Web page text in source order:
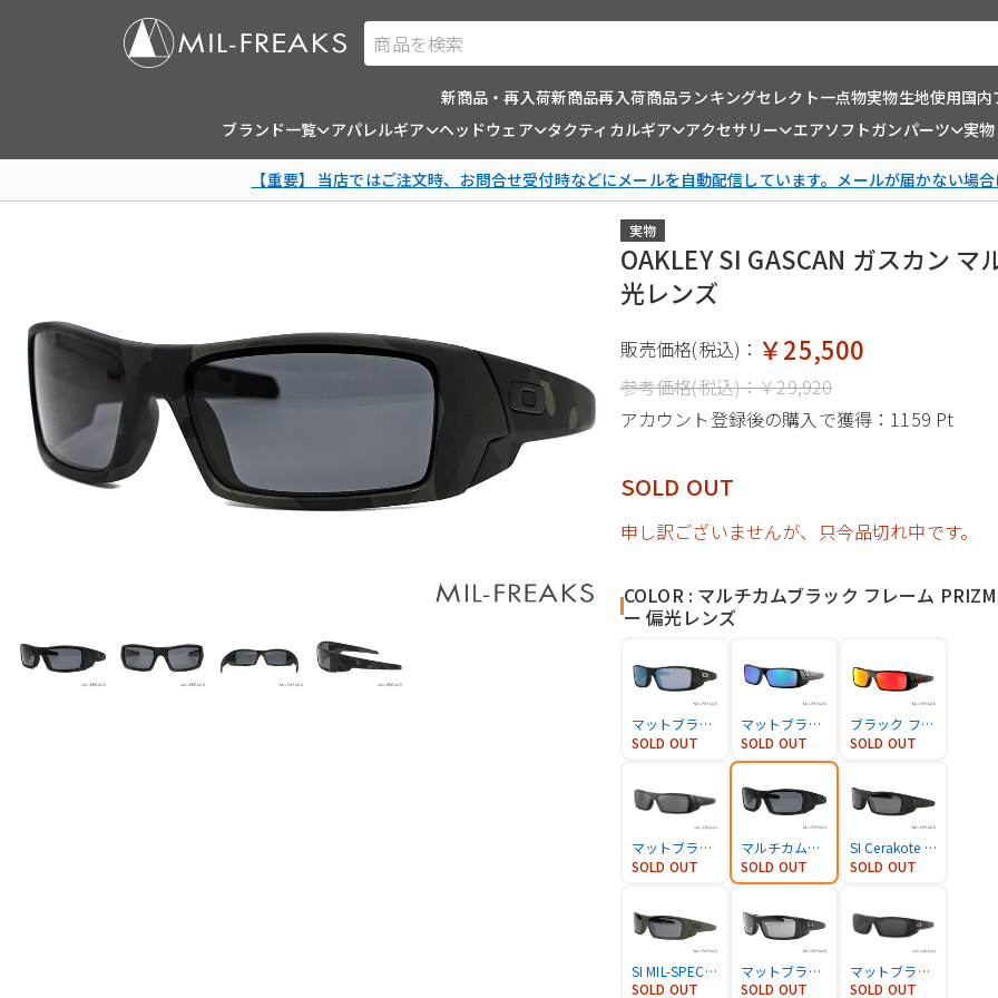
商品を検索
新商品・再入荷新商品再入荷商品ランキングセレクト一点物実物生地使用国内
ブランド一覧
アパレルギア ヘッドウェア タクティカルギア アクセサリー エアソフトガンパーツ 実
【重要】 当店ではご注文時、お問合せ受付時などにメールを自動配信しています。メールが届かない場
実物
OAKLEY SI GASCAN ガスカン
光レンズ
販売価格(税込)： ￥25,500
参考価格(税込)：￥29,920
アカウント登録後の購入で獲得： 1159 Pt
SOLD OUT
申し訳ございませんが、只今品切れ中です。
COLOR : マルチカムブラック フレーム
ー 偏光レンズ
マットブラックカモ フレーム PRIZM ディープウォーター ブルー 偏光
SOLD OUT
マットブラック フレーム PRIZM ブルー 偏光レンズ
SOLD OUT
ブラック フレーム PRIZM ルビーレンズ
SOLD OUT
マットブラック フレーム PRIZM ブラックレンズ
SOLD OUT
マルチカムブラック フレーム PRIZM グレー 偏光レンズ
SOLD OUT
SI Cerakote Cobalt フレーム ANSI Z87.1 ブラック Plutoniteレンズ
SOLD OUT
SI MIL-SPEC GREEN フレーム ANSI Z87.1 ブラック イリジウムレンズ
SOLD OUT
マットブラックフレーム ブラック Iridium 偏光レンズ
SOLD OUT
マットブラック フレーム ANSI Z87.1 グレーレンズ
SOLD OUT